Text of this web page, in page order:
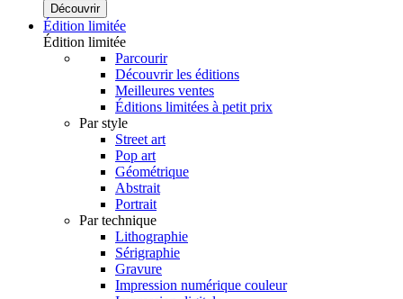
Découvrir
Édition limitée
Édition limitée
Parcourir
Découvrir les éditions
Meilleures ventes
Éditions limitées à petit prix
Par style
Street art
Pop art
Géométrique
Abstrait
Portrait
Par technique
Lithographie
Sérigraphie
Gravure
Impression numérique couleur